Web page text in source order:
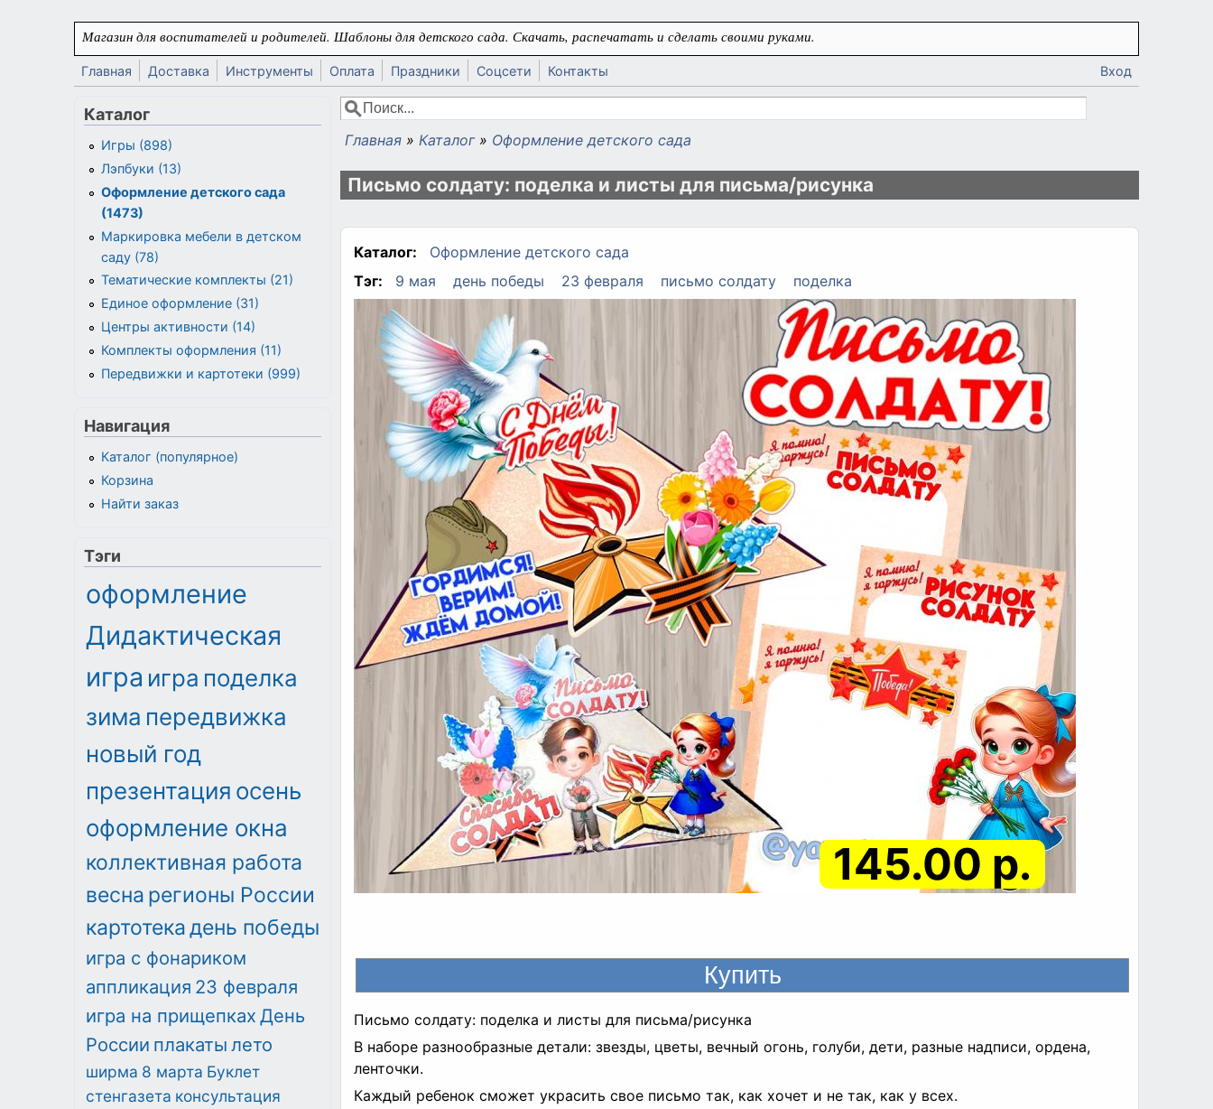
Перейти к основному содержанию
Магазин для воспитателей и родителей. Шаблоны для детского сада. Скачать, распечатать и сделать своими руками.
Главная Доставка Инструменты Оплата Праздники Соцсети Контакты Вход
Форма поиска
Поиск
Вы здесь
Главная » Каталог » Оформление детского сада
Письмо солдату: поделка и листы для письма/рисунка
Каталог:
Оформление детского сада
Тэг:
9 мая день победы 23 февраля письмо солдату поделка
145.00 р.
Письмо солдату: поделка и листы для письма/рисунка
В наборе разнообразные детали: звезды, цветы, вечный огонь, голуби, дети, разные надписи, ордена,
ленточки.
Каждый ребенок сможет украсить свое письмо так, как хочет и не так, как у всех.
Каталог
Игры (898)
Лэпбуки (13)
Оформление детского сада
(1473)
Маркировка мебели в детском
саду (78)
Тематические комплекты (21)
Единое оформление (31)
Центры активности (14)
Комплекты оформления (11)
Передвижки и картотеки (999)
Навигация
Каталог (популярное)
Корзина
Найти заказ
Тэги
оформление
Дидактическая
игра игра поделка
зима передвижка
новый год
презентация осень
оформление окна
коллективная работа
весна регионы России
картотекадень победы
игра с фонариком
аппликация 23 февраля
игра на прищепках День
России плакаты лето
ширма 8 марта Буклет
стенгазета консультация